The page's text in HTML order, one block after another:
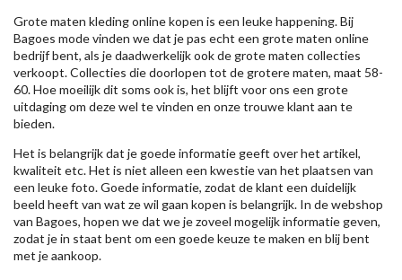
Grote maten kleding online kopen is een leuke happening. Bij
Bagoes mode vinden we dat je pas echt een grote maten online
bedrijf bent, als je daadwerkelijk ook de grote maten collecties
verkoopt. Collecties die doorlopen tot de grotere maten, maat 58-
60. Hoe moeilijk dit soms ook is, het blijft voor ons een grote
uitdaging om deze wel te vinden en onze trouwe klant aan te
bieden.
Het is belangrijk dat je goede informatie geeft over het artikel,
kwaliteit etc. Het is niet alleen een kwestie van het plaatsen van
een leuke foto. Goede informatie, zodat de klant een duidelijk
beeld heeft van wat ze wil gaan kopen is belangrijk. In de webshop
van Bagoes, hopen we dat we je zoveel mogelijk informatie geven,
zodat je in staat bent om een goede keuze te maken en blij bent
met je aankoop.